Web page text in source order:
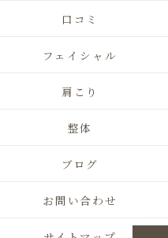
口コミ
フェイシャル
肩こり
整体
ブログ
お問い合わせ